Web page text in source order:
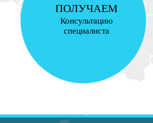
ПОЛУЧАЕМ
Консультацию
специалиста